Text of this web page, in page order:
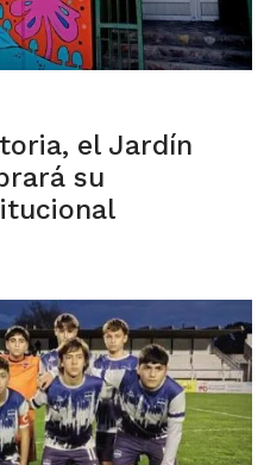
el Jardín
su